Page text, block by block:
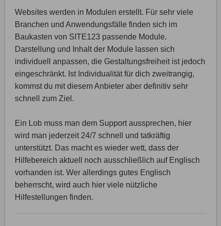
Websites werden in Modulen erstellt. Für sehr viele
Branchen und Anwendungsfälle finden sich im
Baukasten von SITE123 passende Module.
Darstellung und Inhalt der Module lassen sich
individuell anpassen, die Gestaltungsfreiheit ist jedoch
eingeschränkt. Ist Individualität für dich zweitrangig,
kommst du mit diesem Anbieter aber definitiv sehr
schnell zum Ziel.
Ein Lob muss man dem Support aussprechen, hier
wird man jederzeit 24/7 schnell und tatkräftig
unterstützt. Das macht es wieder wett, dass der
Hilfebereich aktuell noch ausschließlich auf Englisch
vorhanden ist. Wer allerdings gutes Englisch
beherrscht, wird auch hier viele nützliche
Hilfestellungen finden.